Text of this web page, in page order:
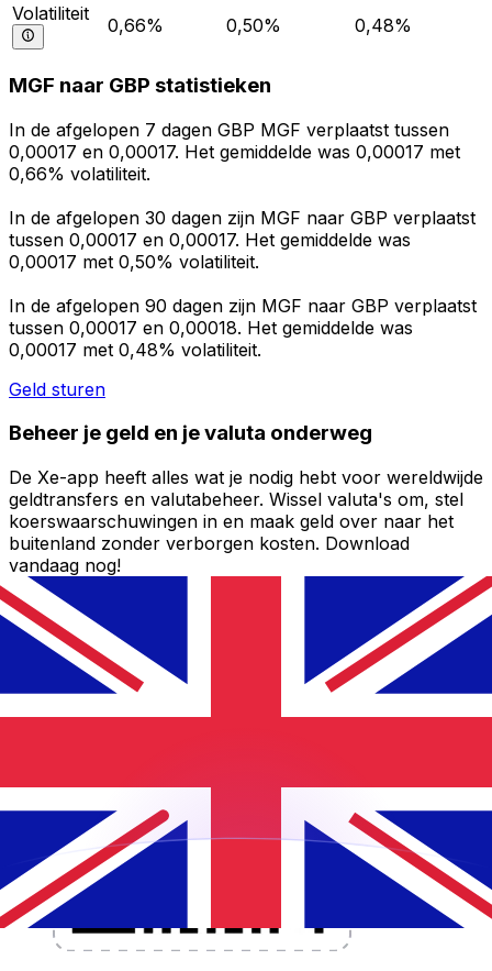
Volatiliteit
0,66% 0,50% 0,48%
MGF naar GBP statistieken
In de afgelopen 7 dagen GBP MGF verplaatst tussen
0,00017 en 0,00017. Het gemiddelde was 0,00017 met
0,66% volatiliteit.
In de afgelopen 30 dagen zijn MGF naar GBP verplaatst
tussen 0,00017 en 0,00017. Het gemiddelde was
0,00017 met 0,50% volatiliteit.
In de afgelopen 90 dagen zijn MGF naar GBP verplaatst
tussen 0,00017 en 0,00018. Het gemiddelde was
0,00017 met 0,48% volatiliteit.
Geld sturen
Beheer je geld en je valuta onderweg
De Xe-app heeft alles wat je nodig hebt voor wereldwijde
geldtransfers en valutabeheer. Wissel valuta's om, stel
koerswaarschuwingen in en maak geld over naar het
buitenland zonder verborgen kosten. Download
vandaag nog!